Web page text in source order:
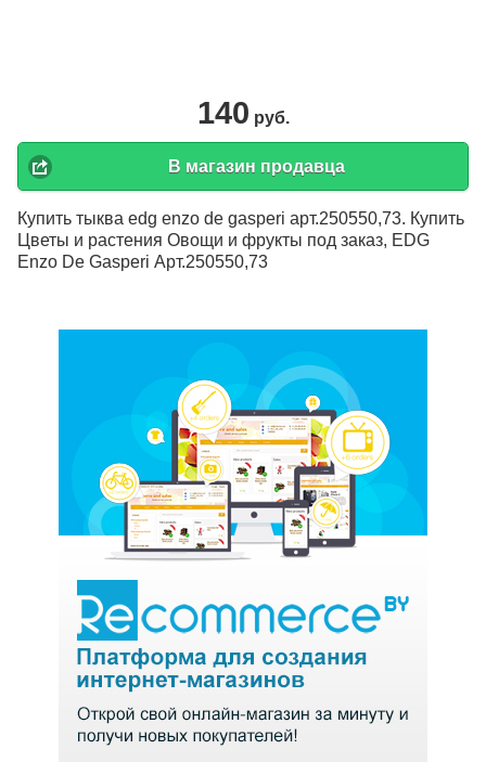
140 руб.
В магазин продавца
Купить тыква edg enzo de gasperi арт.250550,73. Купить
Цветы и растения Овощи и фрукты под заказ, EDG
Enzo De Gasperi Арт.250550,73